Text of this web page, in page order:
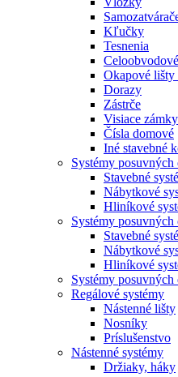
Kľučky
Tesnenia
Okapové lišty
Dorazy
Zástrče
Visiace zámky
Čísla domové
Iné stavebné
Systémy
Stavebné
Nábytkové
Hliníkové
Systémy
Stavebné
Nábytkové
Hliníkové
Systémy
Regálové systémy
Nástenné lišty
Nosníky
Príslušenstvo
Nástenné systémy
Držiaky, háky